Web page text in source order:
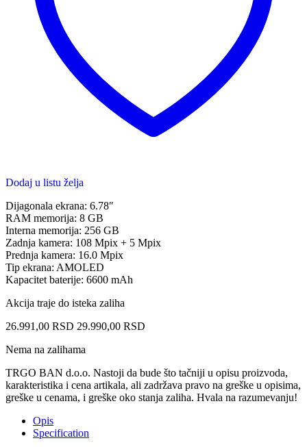
Dodaj u listu želja
Dijagonala ekrana: 6.78″
RAM memorija: 8 GB
Interna memorija: 256 GB
Zadnja kamera: 108 Mpix + 5 Mpix
Prednja kamera: 16.0 Mpix
Tip ekrana: AMOLED
Kapacitet baterije: 6600 mAh
Akcija traje do isteka zaliha
26.991,00 RSD 29.990,00 RSD
Nema na zalihama
TRGO BAN d.o.o. Nastoji da bude što tačniji u opisu proizvoda,
karakteristika i cena artikala, ali zadržava pravo na greške u opisima,
greške u cenama, i greške oko stanja zaliha. Hvala na razumevanju!
Opis
Specification